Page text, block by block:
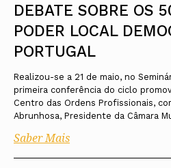
DEBATE SOBRE OS
PODER LOCAL
PORTUGAL
Realizou-se a 21 de maio, no
primeira conferência do ciclo
Centro das Ordens Profissionais,
Abrunhosa, Presidente da Câmara
Saber Mais